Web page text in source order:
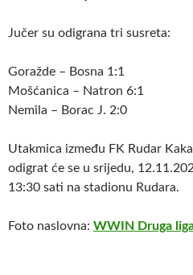
Jučer su odigrana tri susreta:
Goražde – Bosna 1:1
Mošćanica – Natron 6:1
Nemila – Borac J. 2:0
Utakmica između FK Rudar
odigrat će se u srijedu,
13:30 sati na stadionu Rudara.
Foto naslovna: WWIN Druga